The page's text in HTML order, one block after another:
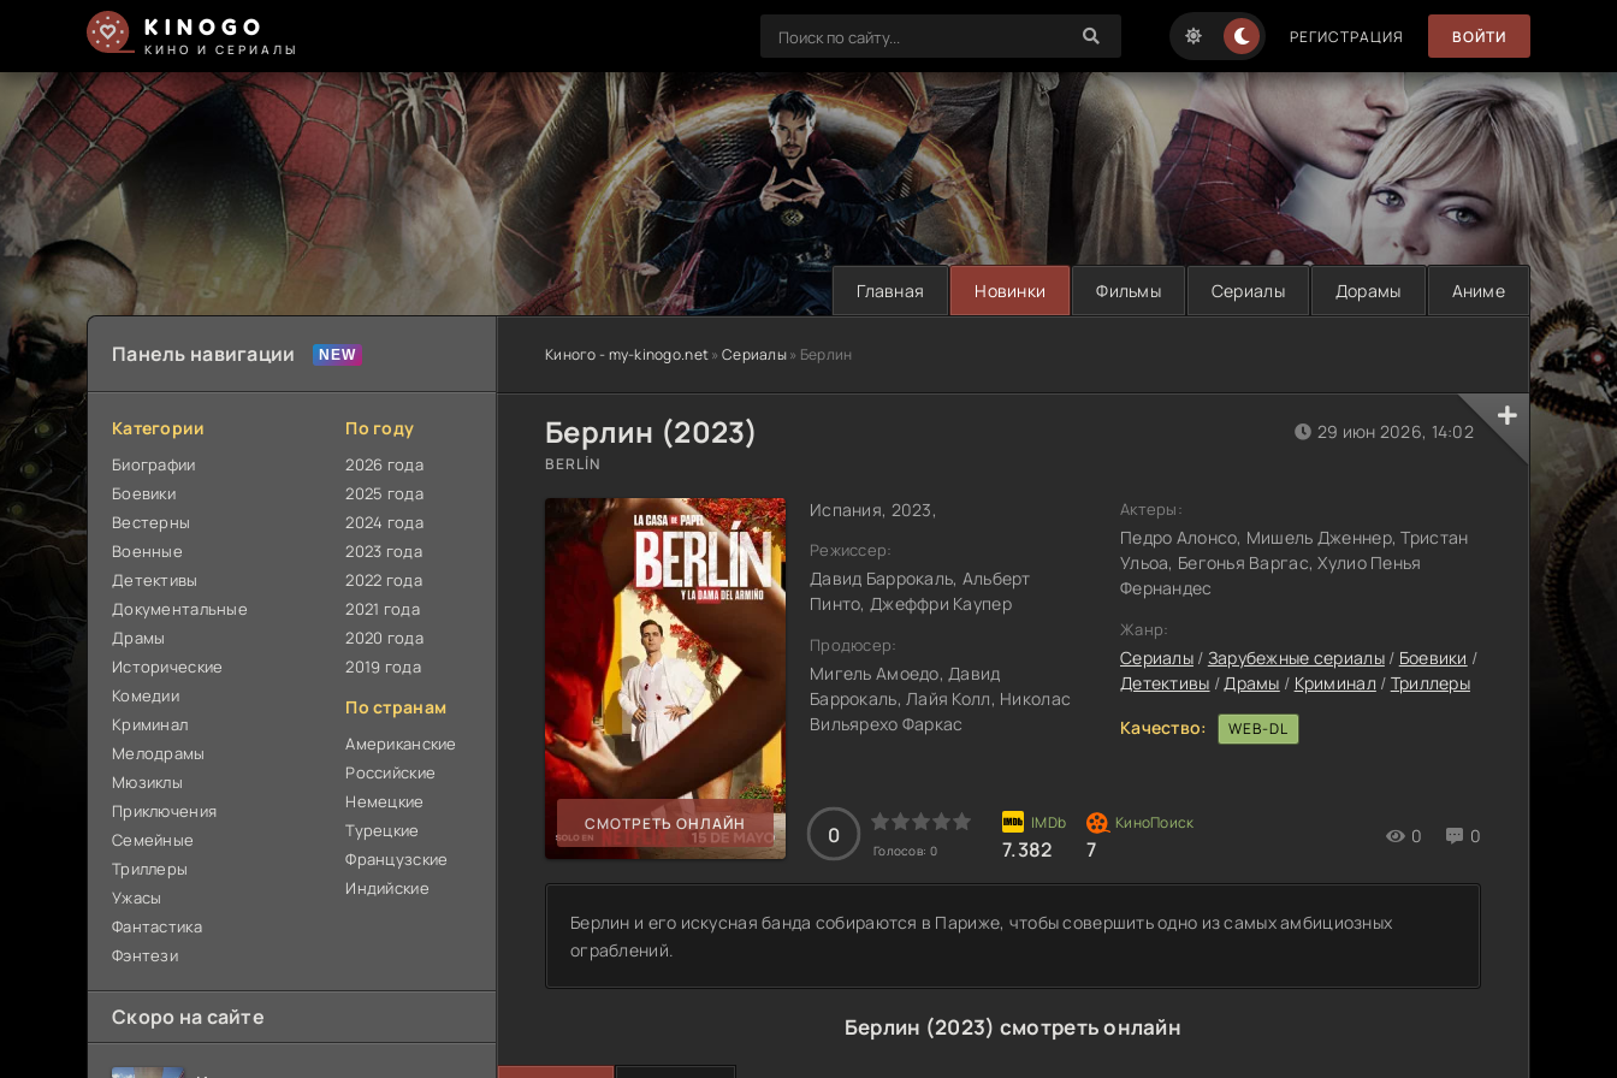
KINOGO
КИНО И СЕРИАЛЫ
РЕГИСТРАЦИЯ ВОЙТИ
Главная Новинки Фильмы Сериалы Дорамы Аниме
Киного - my-kinogo.net»Сериалы» Берлин
Берлин (2023)
BERLÍN
СМОТРЕТЬ ОНЛАЙН
Испания, 2023,
Режиссер:
Давид Баррокаль, Альберт
Пинто, Джеффри Каупер
Продюсер:
Мигель Амоедо, Давид
Баррокаль, Лайя Колл, Николас
Вильярехо Фаркас
0
Голосов: 0 7.382 7
0 0
29 июн 2026, 14:02
Актеры:
Педро Алонсо, Мишель Дженнер, Тристан
Ульоа, Бегонья Варгас, Хулио Пенья
Фернандес
Жанр:
Сериалы/ Зарубежные сериалы/ Боевики /
Детективы /Драмы / Криминал / Триллеры
Качество:
WEB-DL
Берлин и его искусная банда собираются в Париже, чтобы совершить одно из самых амбициозных
ограблений.
Берлин (2023) смотреть онлайн
Панель навигации
Категории
Биографии
Боевики
Вестерны
Военные
Детективы
Документальные
Драмы
Исторические
Комедии
Криминал
Мелодрамы
Мюзиклы
Приключения
Семейные
Триллеры
Ужасы
Фантастика
Фэнтези
По году
2026 года
2025 года
2024 года
2023 года
2022 года
2021 года
2020 года
2019 года
По странам
Американские
Российские
Немецкие
Турецкие
Французские
Индийские
Скоро на сайте